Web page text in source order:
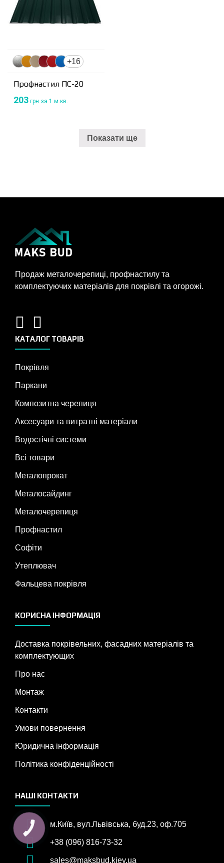
+16
Профнастил ПС-20
203 грн за 1 м.кв.
Показати ще
Продаж металочерепиці, профнастилу та
комплектуючих матеріалів для покрівлі та огорожі.
КАТАЛОГ ТОВАРІВ
Покрівля
Паркани
Композитна черепиця
Аксесуари та витратні матеріали
Водостічні системи
Всі товари
Металопрокат
Металосайдинг
Металочерепиця
Профнастил
Софіти
Утеплювач
Фальцева покрівля
КОРИСНА ІНФОРМАЦІЯ
Доставка покрівельних, фасадних матеріалів та
комплектующих
Про нас
Монтаж
Контакти
Умови повернення
Юридична інформація
Політика конфіденційності
НАШІ КОНТАКТИ
м.Київ, вул.Львівська, буд.23, оф.705
+38 (096) 816-73-32
sales@maksbud.kiev.ua
КНОПКА
ЗВ'ЯЗКУ